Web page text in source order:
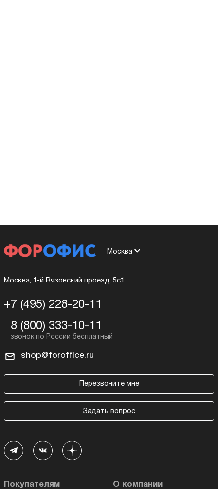
Москва
Москва, 1-й Вязовский проезд, 5с1
+7 (495) 228-20-11
8 (800) 333-10-11
shop@foroffice.ru
Перезвоните мне
Задать вопрос
Покупателям О компании